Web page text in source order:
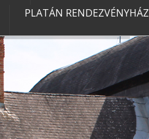
PLATÁN RENDEZVÉNYHÁZ